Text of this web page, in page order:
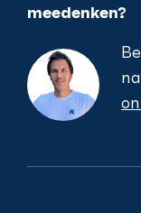
meedenken?